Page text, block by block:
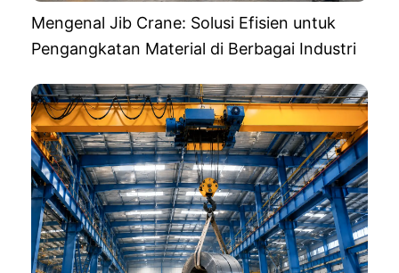
Mengenal Jib Crane: Solusi Efisien untuk
Pengangkatan Material di Berbagai Industri